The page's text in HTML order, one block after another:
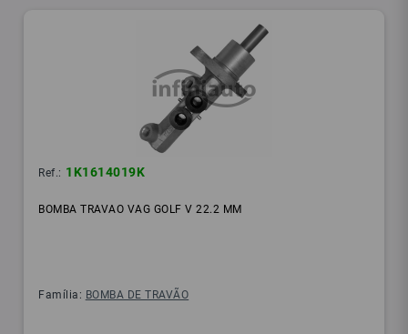
Ref.: 1K1614019K
BOMBA TRAVAO VAG GOLF V 22.2 MM
Família: BOMBA DE TRAVÃO